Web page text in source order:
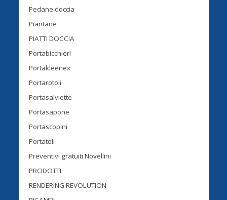
Pedane doccia
Piantane
PIATTI DOCCIA
Portabicchieri
Portakleenex
Portarotoli
Portasalviette
Portasapone
Portascopini
Portateli
Preventivi gratuiti Novellini
PRODOTTI
RENDERING REVOLUTION